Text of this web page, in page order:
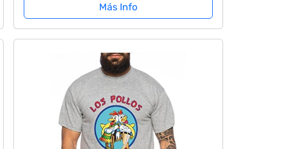
Más Info